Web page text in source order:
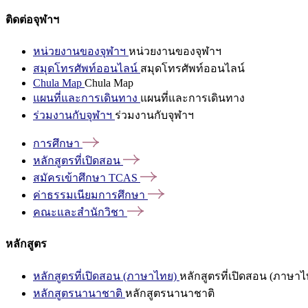
ติดต่อจุฬาฯ
หน่วยงานของจุฬาฯ หน่วยงานของจุฬาฯ
สมุดโทรศัพท์ออนไลน์ สมุดโทรศัพท์ออนไลน์
Chula Map Chula Map
แผนที่และการเดินทาง แผนที่และการเดินทาง
ร่วมงานกับจุฬาฯ ร่วมงานกับจุฬาฯ
การศึกษา
หลักสูตรที่เปิดสอน
สมัครเข้าศึกษา TCAS
ค่าธรรมเนียมการศึกษา
คณะและสำนักวิชา
หลักสูตร
หลักสูตรที่เปิดสอน (ภาษาไทย) หลักสูตรที่เปิดสอน (ภาษาไ
หลักสูตรนานาชาติ หลักสูตรนานาชาติ